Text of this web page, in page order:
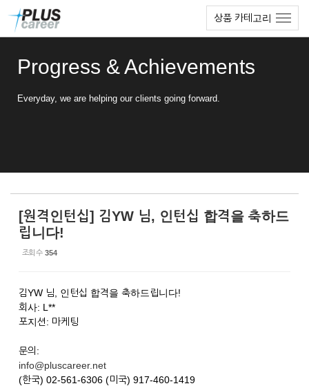
상품 카테고리
Progress & Achievements
Everyday, we are helping our clients going forward.
[원격인턴십] 김YW 님, 인턴십 합격을 축하드
립니다!
조회 수 354
김YW 님, 인턴십 합격을 축하드립니다!
회사: L**
포지션: 마케팅
문의:
info@pluscareer.net
(한국) 02-561-6306 (미국) 917-460-1419